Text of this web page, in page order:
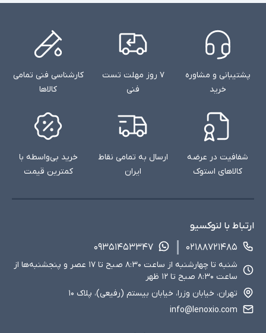
پشتیبانی و مشاوره
خرید
۷ روز مهلت تست
فنی
کارشناسی فنی تمامی
کالاها
شفافیت در عرضه
کالاهای استوک
ارسال به تمامی نقاط
ایران
خرید بی‌واسطه با
کمترین قیمت
ارتباط با لنوکسیو
۰۲۱۸۸۷۲۱۴۸۵
۰۹۳۵۱۴۵۳۳۴۷
شنبه تا چهارشنبه از ساعت ۸:۳۰ صبح تا ۱۷ عصر و پنجشنبه‌ها از
ساعت ۸:۳۰ صبح تا ۱۲ ظهر
تهران، خیابان وزرا، خیابان بیستم (رفیعی)، پلاک ۱۰
info@lenoxio.com